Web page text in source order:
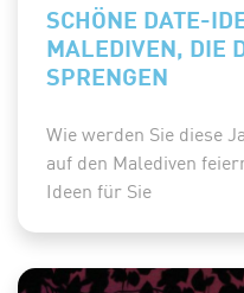
SCHÖNE DATE-
MALEDIVEN, DIE
SPRENGEN
Wie werden Sie diese
auf den Malediven
Ideen für Sie